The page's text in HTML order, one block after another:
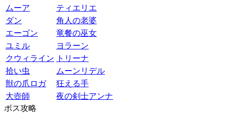
ムーア
ティエリエ
ダン
角人の老婆
エーゴン
竜餐の巫女
ユミル
ヨラーン
クウィライン
トリーナ
拾い虫
ムーンリデル
獣の爪ロガ
狂える手
大壺師
夜の剣士アンナ
ボス攻略